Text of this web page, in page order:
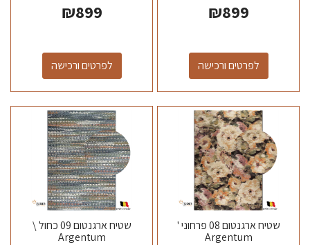
₪899
לפרטים ורכישה
₪899
לפרטים ורכישה
שטיח ארגנטום 08 פרחוני '
Argentum
שטיח ארגנטום 09 כחול \
Argentum